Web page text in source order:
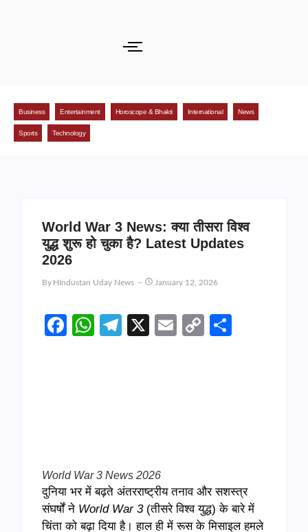
Business Entertainment Horoscope & Bhakti International News
Sports Technology
World War 3 News: क्या तीसरा विश्व
युद्ध शुरू हो चुका है? Latest Updates
2026
By HIndustan Uday News January 12, 2026
Facebook
WhatsApp
Telegram
X EmailCopy
World War 3 News 2026
दुनिया भर में बढ़ते अंतरराष्ट्रीय तनाव और सशस्त्र
संघर्षों ने World War 3(तीसरे विश्व युद्ध) के बारे में
चिंता को बढ़ा दिया है। हाल ही में रूस के मिसाइल हमले